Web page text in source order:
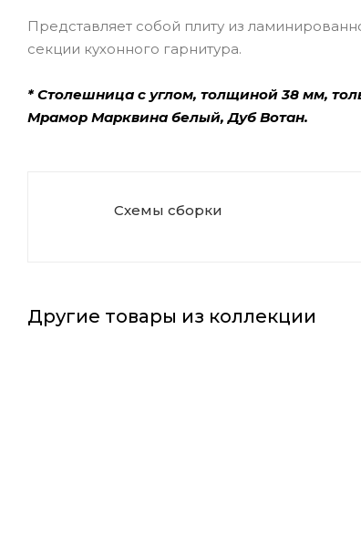
Представляет собой плиту из
секции кухонного гарнитура.
* Столешница с углом, толщиной 38 мм,
Мрамор Марквина белый, Дуб Вотан.
Схемы сборки
Другие товары из коллекции